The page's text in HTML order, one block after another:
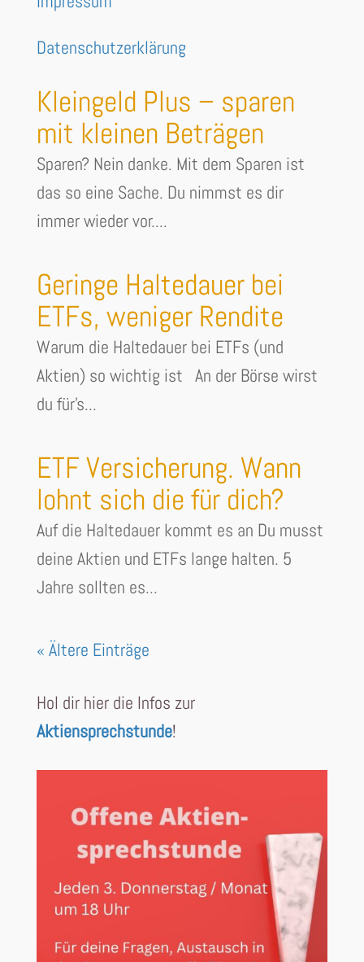
Datenschutzerklärung
Kleingeld Plus – sparen
mit kleinen Beträgen
Sparen? Nein danke. Mit dem Sparen ist
das so eine Sache. Du nimmst es dir
immer wieder vor....
Geringe Haltedauer bei
ETFs, weniger Rendite
Warum die Haltedauer bei ETFs (und
Aktien) so wichtig ist An der Börse wirst
du für's...
ETF Versicherung. Wann
lohnt sich die für dich?
Auf die Haltedauer kommt es an Du musst
deine Aktien und ETFs lange halten. 5
Jahre sollten es...
« Ältere Einträge
Hol dir hier die Infos zur
Aktiensprechstunde!